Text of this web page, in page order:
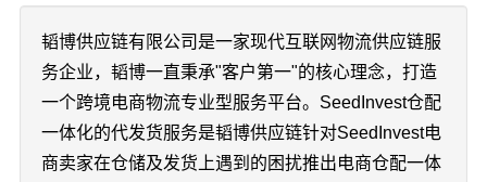
韬博供应链有限公司是一家现代互联网物流供应链服
务企业，韬博一直秉承"客户第一"的核心理念，打造
一个跨境电商物流专业型服务平台。SeedInvest仓配
一体化的代发货服务是韬博供应链针对SeedInvest电
商卖家在仓储及发货上遇到的困扰推出电商仓配一体